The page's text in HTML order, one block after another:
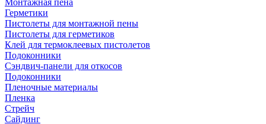
Монтажная пена
Герметики
Пистолеты для монтажной пены
Пистолеты для герметиков
Клей для термоклеевых пистолетов
Подоконники
Сэндвич-панели для откосов
Подоконники
Пленочные материалы
Пленка
Стрейч
Сайдинг